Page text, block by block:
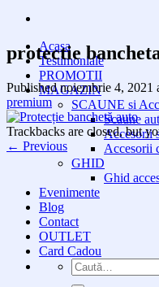
Acasa
Testimoniale
PROMOTII
MAGAZIN
SCAUNE si
Scaune
Accesorii
Accesorii
GHID
Ghid
Evenimente
Blog
Contact
OUTLET
Card Cadou
Caută
după:
protectie
Publishednoiembrie 4, 2021
premium
Trackbacks are closed, but
← Previous